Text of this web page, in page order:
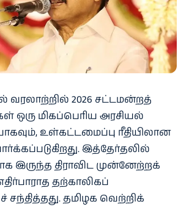
வரலாற்றில் 2026 சட்டமன்றத்
ஒரு மிகப்பெரிய அரசியல்
உள்கட்டமைப்பு ரீதியிலான
இத்தேர்தலில்
இருந்த திராவிட முன்னேற்றக்
தற்காலிகப்
தமிழக வெற்றிக்